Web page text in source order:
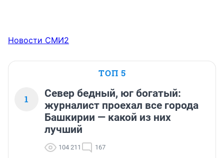
Новости СМИ2
ТОП 5
1
Север бедный, юг богатый:
журналист проехал все города
Башкирии — какой из них
лучший
104 211 167